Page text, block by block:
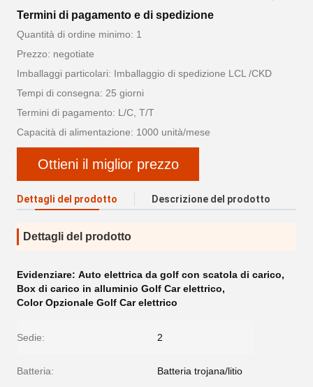
Termini di pagamento e di spedizione
Quantità di ordine minimo: 1
Prezzo: negotiate
Imballaggi particolari: Imballaggio di spedizione LCL /CKD
Tempi di consegna: 25 giorni
Termini di pagamento: L/C, T/T
Capacità di alimentazione: 1000 unità/mese
Ottieni il miglior prezzo
Dettagli del prodotto Descrizione del prodotto
Dettagli del prodotto
Evidenziare: Auto elettrica da golf con scatola di carico,
Box di carico in alluminio Golf Car elettrico,
Color Opzionale Golf Car elettrico
Sedie: 2
Batteria: Batteria trojana/litio